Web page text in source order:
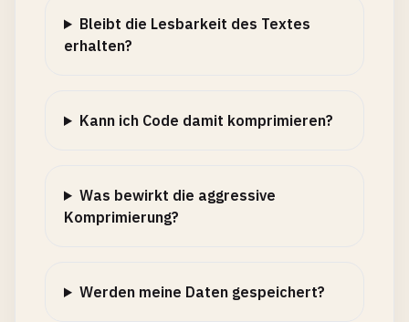
Bleibt die Lesbarkeit des Textes
erhalten?
Kann ich Code damit komprimieren?
Was bewirkt die aggressive
Komprimierung?
Werden meine Daten gespeichert?